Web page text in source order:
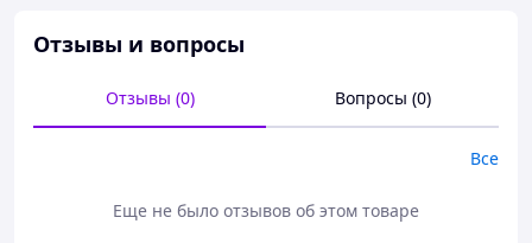
ручне прання до 30 градусів та прасування у вологому
У Вас виникли запитання щодо товару?
Отзывы и вопросы
Отзывы (0) Вопросы (0)
Все
Еще не было отзывов об этом товаре